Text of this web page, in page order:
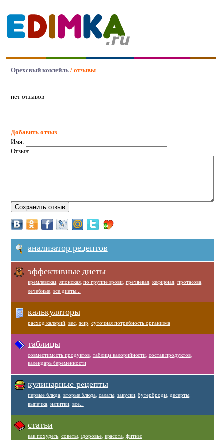
Ореховый коктейль/ отзывы
нет отзывов
Добавить отзыв
Имя:
Отзыв:
анализатор рецептов
эффективные диеты
кремлевская, японская, по группе крови, гречневая, кефирная, протасова
лечебные, все диеты...
калькуляторы
расход калорий, вес, жир суточная потребность организма
таблицы
совместимость продуктов, таблица калорийности, состав продуктов,
календарь беременности
кулинарные рецепты
первые блюда вторые блюда салаты, закуски, бутерброды, десерты,
выпечка напитки, все...
статьи
как похудеть, советы, здоровье, красота фитнес